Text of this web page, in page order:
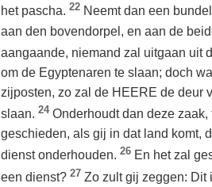
het pascha. 22 Neemt dan een
aan den bovendorpel, en aan de
aangaande, niemand zal uitgaan uit
om de Egyptenaren te slaan; doch
zijposten, zo zal de HEERE de deur
slaan. 24 Onderhoudt dan deze
geschieden, als gij in dat land komt,
dienst onderhouden. 26 En het zal
een dienst? 27 Zo zult gij zeggen: Dit